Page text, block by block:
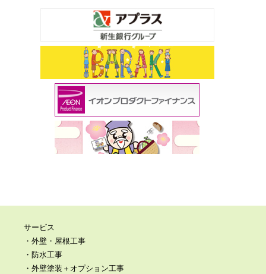
サービス
・外壁・屋根工事
・防水工事
・外壁塗装＋オプション工事